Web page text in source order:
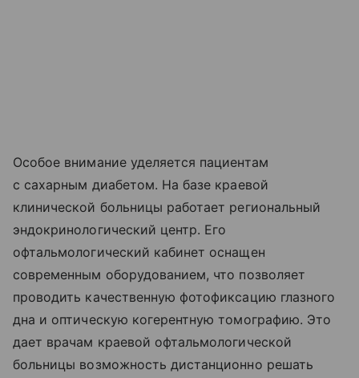
Особое внимание уделяется пациентам
с сахарным диабетом. На базе краевой
клинической больницы работает региональный
эндокринологический центр. Его
офтальмологический кабинет оснащен
современным оборудованием, что позволяет
проводить качественную фотофиксацию глазного
дна и оптическую когерентную томографию. Это
дает врачам краевой офтальмологической
больницы возможность дистанционно решать